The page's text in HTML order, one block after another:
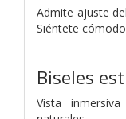
Admite ajuste
Siéntete
Biseles
Vista